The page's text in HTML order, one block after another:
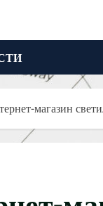
магазин